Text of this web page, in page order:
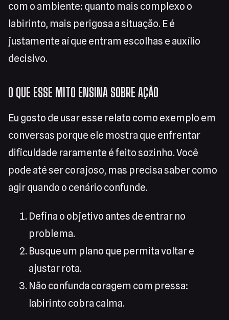
com o ambiente: quanto mais complexo o
labirinto, mais perigosa a situação. E é
justamente aí que entram escolhas e auxílio
decisivo.
O QUE ESSE MITO ENSINA SOBRE AÇÃO
Eu gosto de usar esse relato como exemplo em
conversas porque ele mostra que enfrentar
dificuldade raramente é feito sozinho. Você
pode até ser corajoso, mas precisa saber como
agir quando o cenário confunde.
Defina o objetivo antes de entrar no
problema.
Busque um plano que permita voltar e
ajustar rota.
Não confunda coragem com pressa:
labirinto cobra calma.